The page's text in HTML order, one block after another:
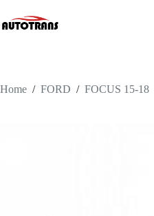
Home / FORD / FOCUS 15-18